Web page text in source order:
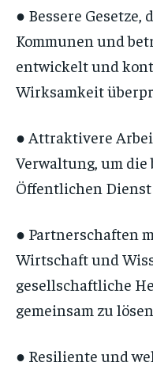
● Bessere
Kommunen und
entwickelt und
Wirksamkeit
● Attraktivere
Verwaltung, um die
Öffentlichen
● Partnerschaften
Wirtschaft und
gesellschaftliche
gemeinsam zu
● Resiliente und